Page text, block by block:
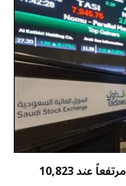
مؤشر سوق الأسهم السعودية يغلق مرتفعاً عند 10,823